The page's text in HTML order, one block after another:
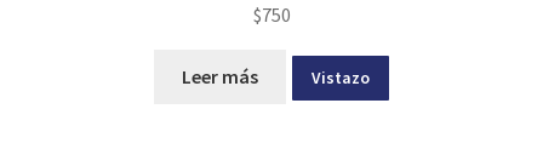
$750
Leer más Vistazo